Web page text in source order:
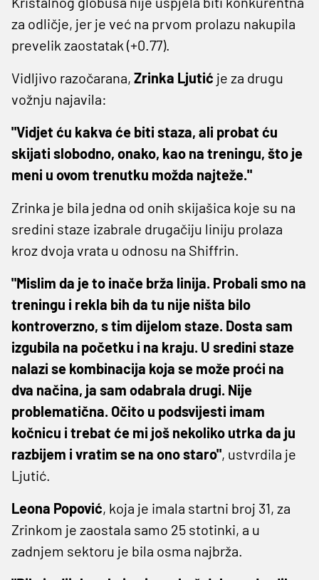
za odličje, jer je već na prvom prolazu nakupila
prevelik zaostatak (+0.77).
Vidljivo razočarana, Zrinka Ljutić je za drugu
vožnju najavila:
"Vidjet ću kakva će biti staza, ali probat ću
skijati slobodno, onako, kao na treningu, što je
meni u ovom trenutku možda najteže."
Zrinka je bila jedna od onih skijašica koje su na
sredini staze izabrale drugačiju liniju prolaza
kroz dvoja vrata u odnosu na Shiffrin.
"Mislim da je to inače brža linija. Probali smo na
treningu i rekla bih da tu nije ništa bilo
kontroverzno, s tim dijelom staze. Dosta sam
izgubila na početku i na kraju. U sredini staze
nalazi se kombinacija koja se može proći na
dva načina, ja sam odabrala drugi. Nije
problematična. Očito u podsvijesti imam
kočnicu i trebat će mi još nekoliko utrka da ju
razbijem i vratim se na ono staro", ustvrdila je
Ljutić.
Leona Popović, koja je imala startni broj 31, za
Zrinkom je zaostala samo 25 stotinki, a u
zadnjem sektoru je bila osma najbrža.